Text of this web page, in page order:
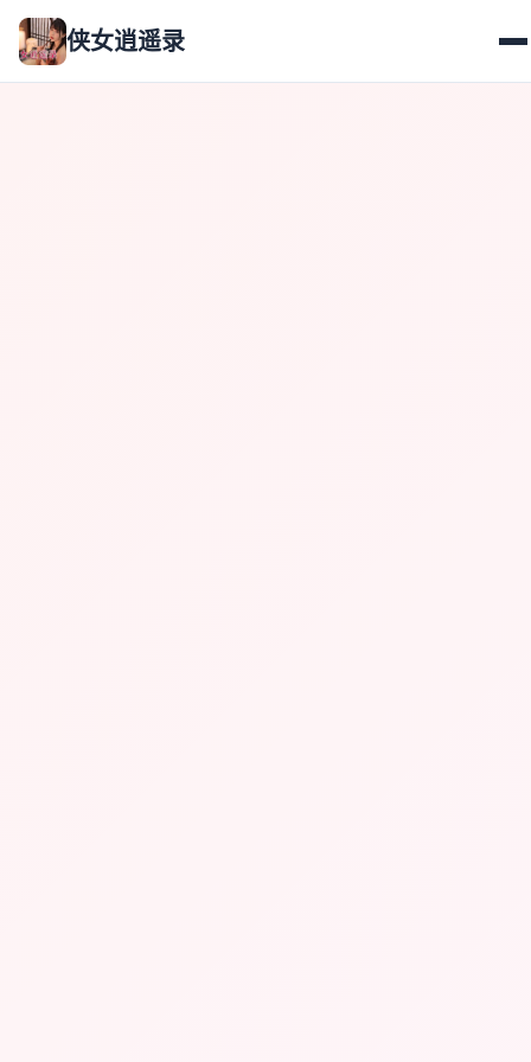
侠女逍遥录